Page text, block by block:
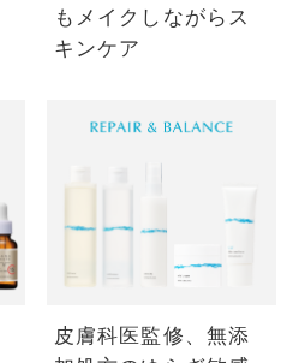
もメイクしながらス
キンケア
皮膚科医監修、無添